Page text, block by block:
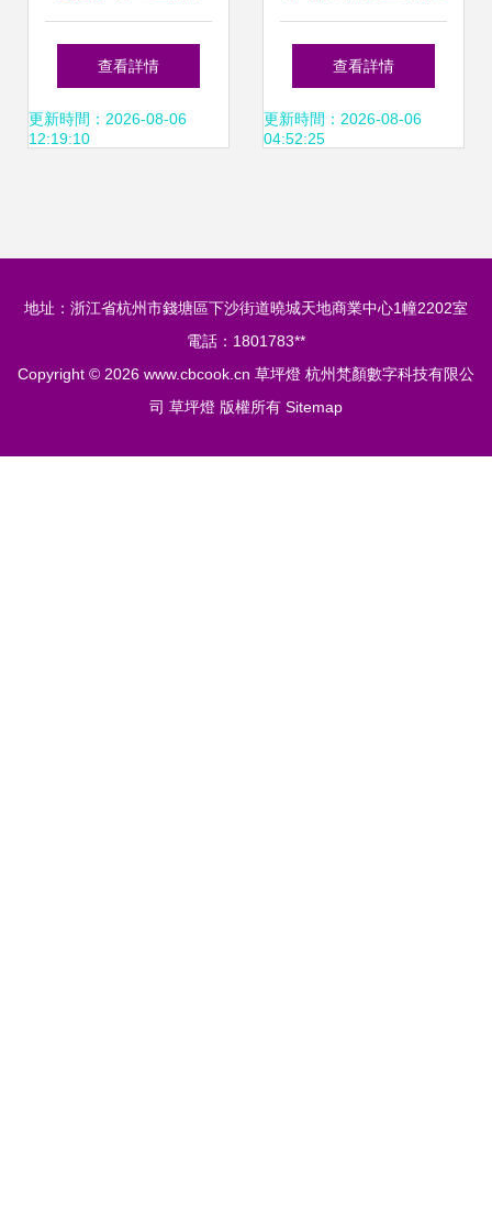
深圳新中式草坪燈
價格解析與選購指
查看詳情
更新時間：2026-08-06
12:19:10
草坪燈系列產品全
解析
查看詳情
更新時間：2026-08-06
04:52:25
地址：浙江省杭州市錢塘區下沙街道曉城天地商業中心1幢2202室
電話：1801783**
Copyright © 2026 www.cbcook.cn 草坪燈 杭州梵顏數字科技有限公
司 草坪燈 版權所有 Sitemap